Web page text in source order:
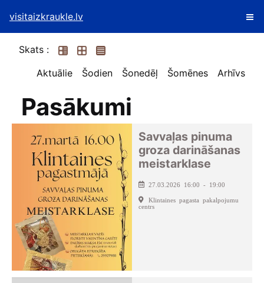
visitaizkraukle.lv
Skats :
Aktuālie
Šodien Šonedēļ Šomēnes Arhīvs
Pasākumi
Savvaļas pinuma
groza darināšanas
meistarklase
27.03.2026 16:00 - 19:00
Klintaines pagasta pakalpojumu
centrs